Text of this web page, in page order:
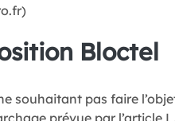
)
Bloctel
souhaitant pas faire
prévue par l’article